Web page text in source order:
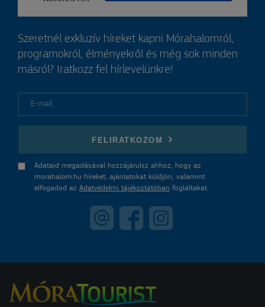
Szeretnél exkluzív híreket kapni Mórahalomról,
programokról, élményekről és még sok minden
másról? Iratkozz fel hírlevelünkre!
FELIRATKOZOM
Adataid megadásával hozzájárulsz ahhoz, hogy az
morahalom.hu híreket, ajánlatokat küldjön, valamint
elfogadod az Adatvédelmi tájékoztatóban foglaltakat.